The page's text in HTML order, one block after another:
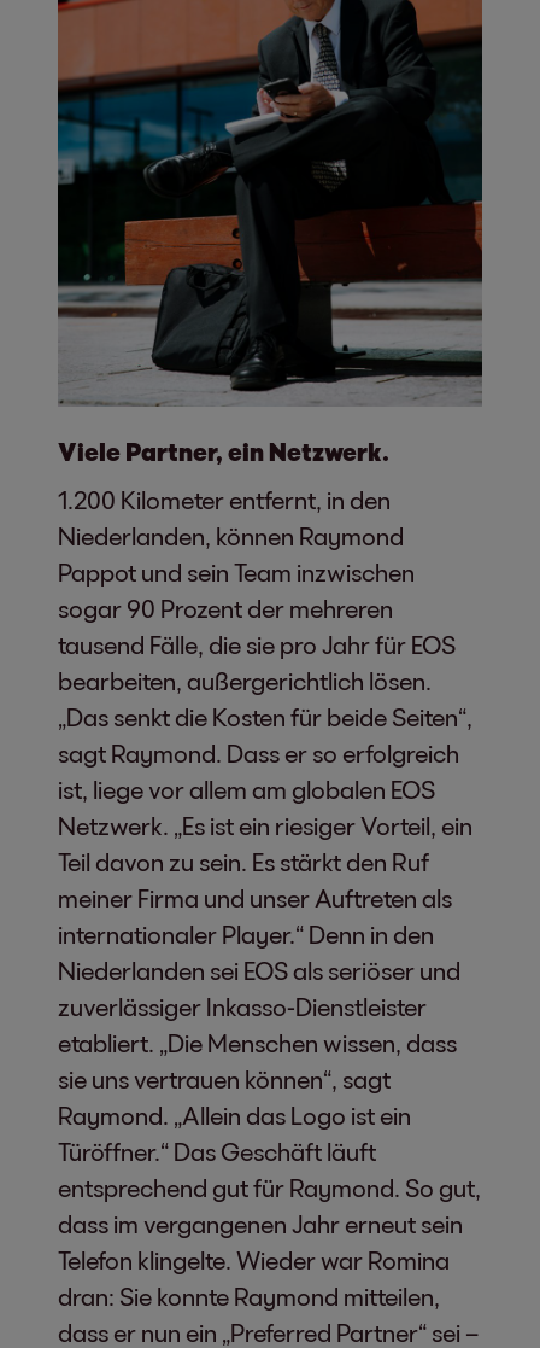
Viele Partner, ein Netzwerk.
1.200 Kilometer entfernt, in den
Niederlanden, können Raymond
Pappot und sein Team inzwischen
sogar 90 Prozent der mehreren
tausend Fälle, die sie pro Jahr für EOS
bearbeiten, außergerichtlich lösen.
„Das senkt die Kosten für beide Seiten“,
sagt Raymond. Dass er so erfolgreich
ist, liege vor allem am globalen EOS
Netzwerk. „Es ist ein riesiger Vorteil, ein
Teil davon zu sein. Es stärkt den Ruf
meiner Firma und unser Auftreten als
internationaler Player.“ Denn in den
Niederlanden sei EOS als seriöser und
zuverlässiger Inkasso-Dienstleister
etabliert. „Die Menschen wissen, dass
sie uns vertrauen können“, sagt
Raymond. „Allein das Logo ist ein
Türöffner.“ Das Geschäft läuft
entsprechend gut für Raymond. So gut,
dass im vergangenen Jahr erneut sein
Telefon klingelte. Wieder war Romina
dran: Sie konnte Raymond mitteilen,
dass er nun ein „Preferred Partner“ sei –